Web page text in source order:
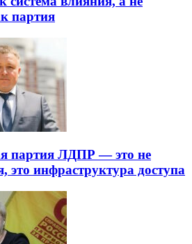
партия
партия ЛДПР — это не
это инфраструктура доступа